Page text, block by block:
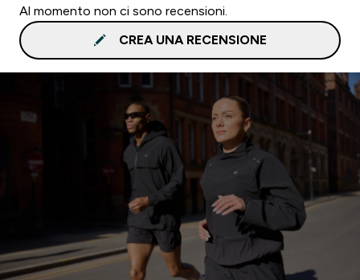
Al momento non ci sono recensioni.
CREA UNA RECENSIONE